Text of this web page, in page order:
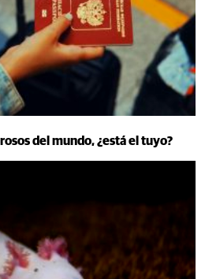
del mundo, ¿está el tuyo?